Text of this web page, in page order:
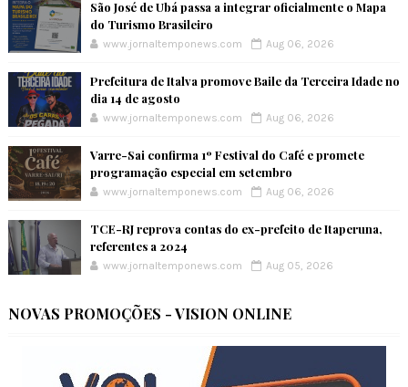
São José de Ubá passa a integrar oficialmente o Mapa
do Turismo Brasileiro
www.jornaltemponews.com Aug 06, 2026
Prefeitura de Italva promove Baile da Terceira Idade no
dia 14 de agosto
www.jornaltemponews.com Aug 06, 2026
Varre-Sai confirma 1º Festival do Café e promete
programação especial em setembro
www.jornaltemponews.com Aug 06, 2026
TCE-RJ reprova contas do ex-prefeito de Itaperuna,
referentes a 2024
www.jornaltemponews.com Aug 05, 2026
NOVAS PROMOÇÕES - VISION ONLINE